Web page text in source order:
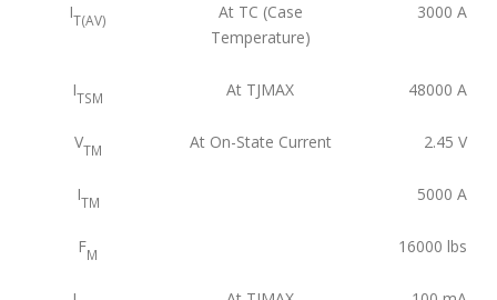
IT(AV)
At TC (Case
Temperature)
3000 A
ITSM At TJMAX 48000 A
VTM At On-State Current 2.45 V
ITM 5000 A
FM 16000 lbs